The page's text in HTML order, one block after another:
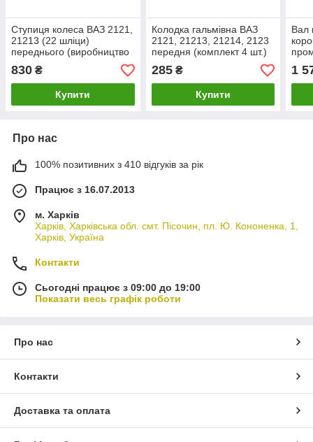
Ступиця колеса ВАЗ 2121,
21213 (22 шліци)
переднього (виробництво
ASR, Чехія)
830 ₴
Купити
Колодка гальмівна ВАЗ
2121, 21213, 21214, 2123
передня (комплект 4 шт.)
(виробництво ASR
EXTREME)
285₴
Купити
Вал
1
Про нас
100% позитивних з 410 відгуків за рік
Працює з 16.07.2013
м. Харків
Харків, Харківська обл. смт. Пісочин, пл. Ю. Кононенка, 1,
Харків, Україна
Контакти
Сьогодні працює з 09:00 до 19:00
Показати весь графік роботи
Про нас
Контакти
Доставка та оплата